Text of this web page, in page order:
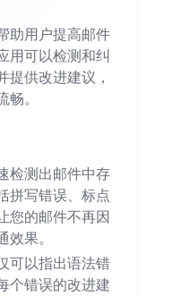
助用户提高邮件
用可以检测和纠
提供改进建议，
。
检测出邮件中存
拼写错误、标点
您的邮件不再因
果。
可以指出语法错
个错误的改进建